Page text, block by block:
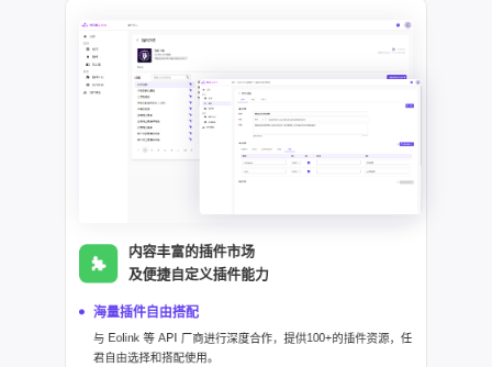
内容丰富的插件市场
及便捷自定义插件能力
海量插件自由搭配
与 Eolink 等 API 厂商进行深度合作，提供100+的插件资源，任
君自由选择和搭配使用。